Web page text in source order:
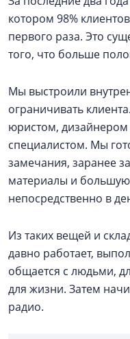
котором 98%
первого раза. Это
того, что больше
Мы выстроили
ограничивать
юристом,
специалистом. Мы
замечания, заранее
материалы и большую
непосредственно в
Из таких вещей и
давно работает,
общается с людьми,
для жизни. Затем
радио.